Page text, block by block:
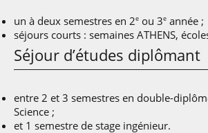
un à deux semestres en 2e ou 3e année ;
séjours courts : semaines ATHENS,
Séjour d’études diplômant
entre 2 et 3 semestres en double-
Science ;
et 1 semestre de stage ingénieur.